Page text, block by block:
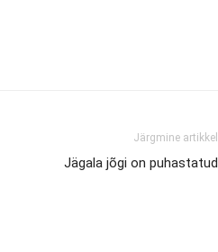
Järgmine artikkel
Jägala jõgi on puhastatud